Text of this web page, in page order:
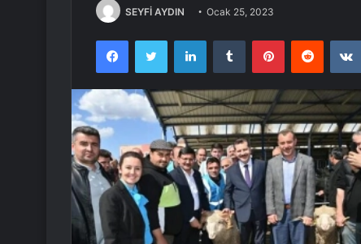
SEYFİ AYDIN Ocak 25, 2023
FacebookTwitter LinkedInTumblr PinterestReddit